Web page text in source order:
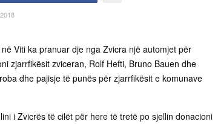
Viti ka pranuar dje nga Zvicra një automjet për
zjarrfikësit zviceran, Rolf Hefti, Bruno Bauen dhe
dhe pajisje të punës për zjarrfikësit e komunave
i Zvicrës të cilët për here të tretë po sjellin donacioni